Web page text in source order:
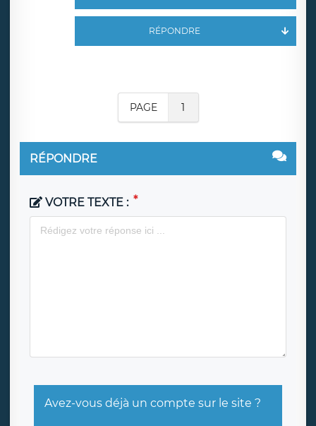
RÉPONDRE
PAGE 1
RÉPONDRE
VOTRE TEXTE :
Avez-vous déjà un compte sur le site ?